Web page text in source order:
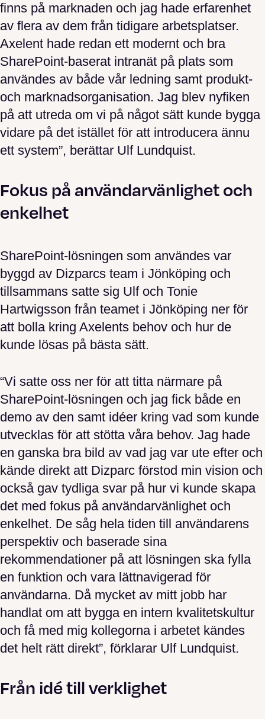
finns på marknaden och jag hade erfarenhet
av flera av dem från tidigare arbetsplatser.
Axelent hade redan ett modernt och bra
SharePoint-baserat intranät på plats som
användes av både vår ledning samt produkt-
och marknadsorganisation. Jag blev nyfiken
på att utreda om vi på något sätt kunde bygga
vidare på det istället för att introducera ännu
ett system”, berättar Ulf Lundquist.
Fokus på användarvänlighet och
enkelhet
SharePoint-lösningen som användes var
byggd av Dizparcs team i Jönköping och
tillsammans satte sig Ulf och Tonie
Hartwigsson från teamet i Jönköping ner för
att bolla kring Axelents behov och hur de
kunde lösas på bästa sätt.
“Vi satte oss ner för att titta närmare på
SharePoint-lösningen och jag fick både en
demo av den samt idéer kring vad som kunde
utvecklas för att stötta våra behov. Jag hade
en ganska bra bild av vad jag var ute efter och
kände direkt att Dizparc förstod min vision och
också gav tydliga svar på hur vi kunde skapa
det med fokus på användarvänlighet och
enkelhet. De såg hela tiden till användarens
perspektiv och baserade sina
rekommendationer på att lösningen ska fylla
en funktion och vara lättnavigerad för
användarna. Då mycket av mitt jobb har
handlat om att bygga en intern kvalitetskultur
och få med mig kollegorna i arbetet kändes
det helt rätt direkt”, förklarar Ulf Lundquist.
Från idé till verklighet